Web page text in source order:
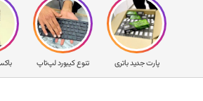
تنوع کیبورد لپ‌تاپ پارت جدید باتری